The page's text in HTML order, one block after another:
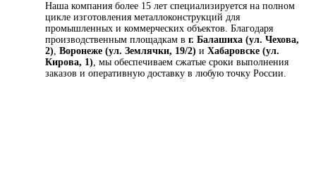
Наша компания более 15 лет специализируется на полном
цикле изготовления металлоконструкций для
промышленных и коммерческих объектов. Благодаря
производственным площадкам в г. Балашиха (ул. Чехова,
2), Воронеже (ул. Землячки, 19/2) и Хабаровске (ул.
Кирова, 1), мы обеспечиваем сжатые сроки выполнения
заказов и оперативную доставку в любую точку России.